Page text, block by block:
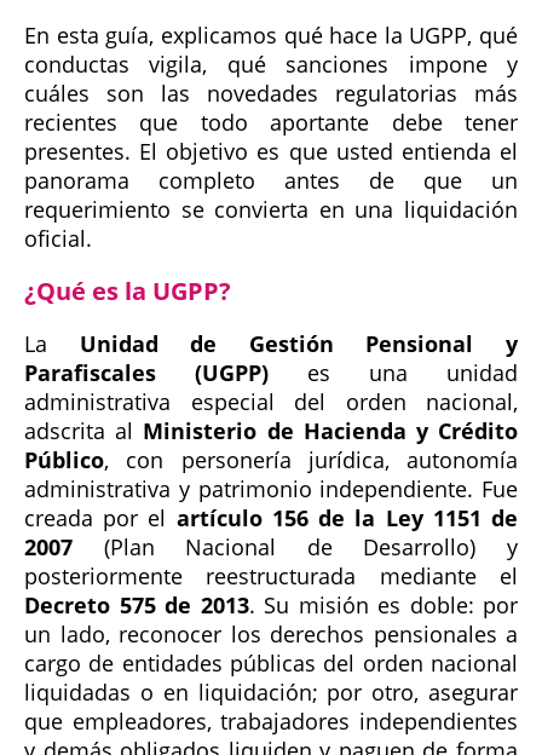
En esta guía, explicamos qué hace la UGPP, qué
conductas vigila, qué sanciones impone y
cuáles son las novedades regulatorias más
recientes que todo aportante debe tener
presentes. El objetivo es que usted entienda el
panorama completo antes de que un
requerimiento se convierta en una liquidación
oficial.
¿Qué es la UGPP?
La Unidad de Gestión Pensional y
Parafiscales (UGPP) es una unidad
administrativa especial del orden nacional,
adscrita al Ministerio de Hacienda y Crédito
Público, con personería jurídica, autonomía
administrativa y patrimonio independiente. Fue
creada por el artículo 156 de la Ley 1151 de
2007 (Plan Nacional de Desarrollo) y
posteriormente reestructurada mediante el
Decreto 575 de 2013. Su misión es doble: por
un lado, reconocer los derechos pensionales a
cargo de entidades públicas del orden nacional
liquidadas o en liquidación; por otro, asegurar
que empleadores, trabajadores independientes